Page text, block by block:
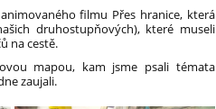
filmu Přes hranice, která
druhostupňových), které museli
na cestě.
mapou, kam jsme psali témata
zaujali.